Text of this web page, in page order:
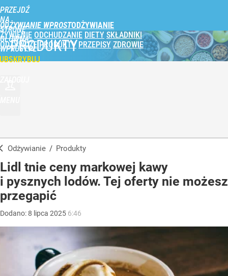
PRZEJDŹ
NA
STRONĘ
GŁÓWNĄ
WPROST.PL
ODŻYWIANIE WPROST
ŻYWIENIE ODCHUDZANIE DIETY SKŁADNIKI
ODŻYWCZE PRODUKTY PRZEPISY ZDROWIE
PRODUKTY
Odżywianie / Produkty
Lidl tnie ceny markowej kawy
i pysznych lodów. Tej oferty nie możesz
przegapić
Dodano:8 lipca 2025 6:46